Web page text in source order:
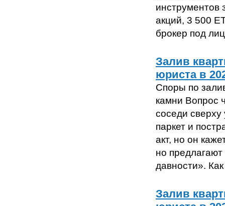
инструментов
акций, 3 500
брокер под
Залив
юриста в
Споры по
камни Вопрос
соседи сверху
паркет и
акт, но он
но
давности».
Залив